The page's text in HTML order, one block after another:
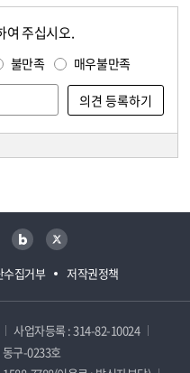
여 주십시오.
불만족 매우불만족
수집거부 저작권정책
블로그 트위터
사업자등록 : 314-82-10024
구-0233호